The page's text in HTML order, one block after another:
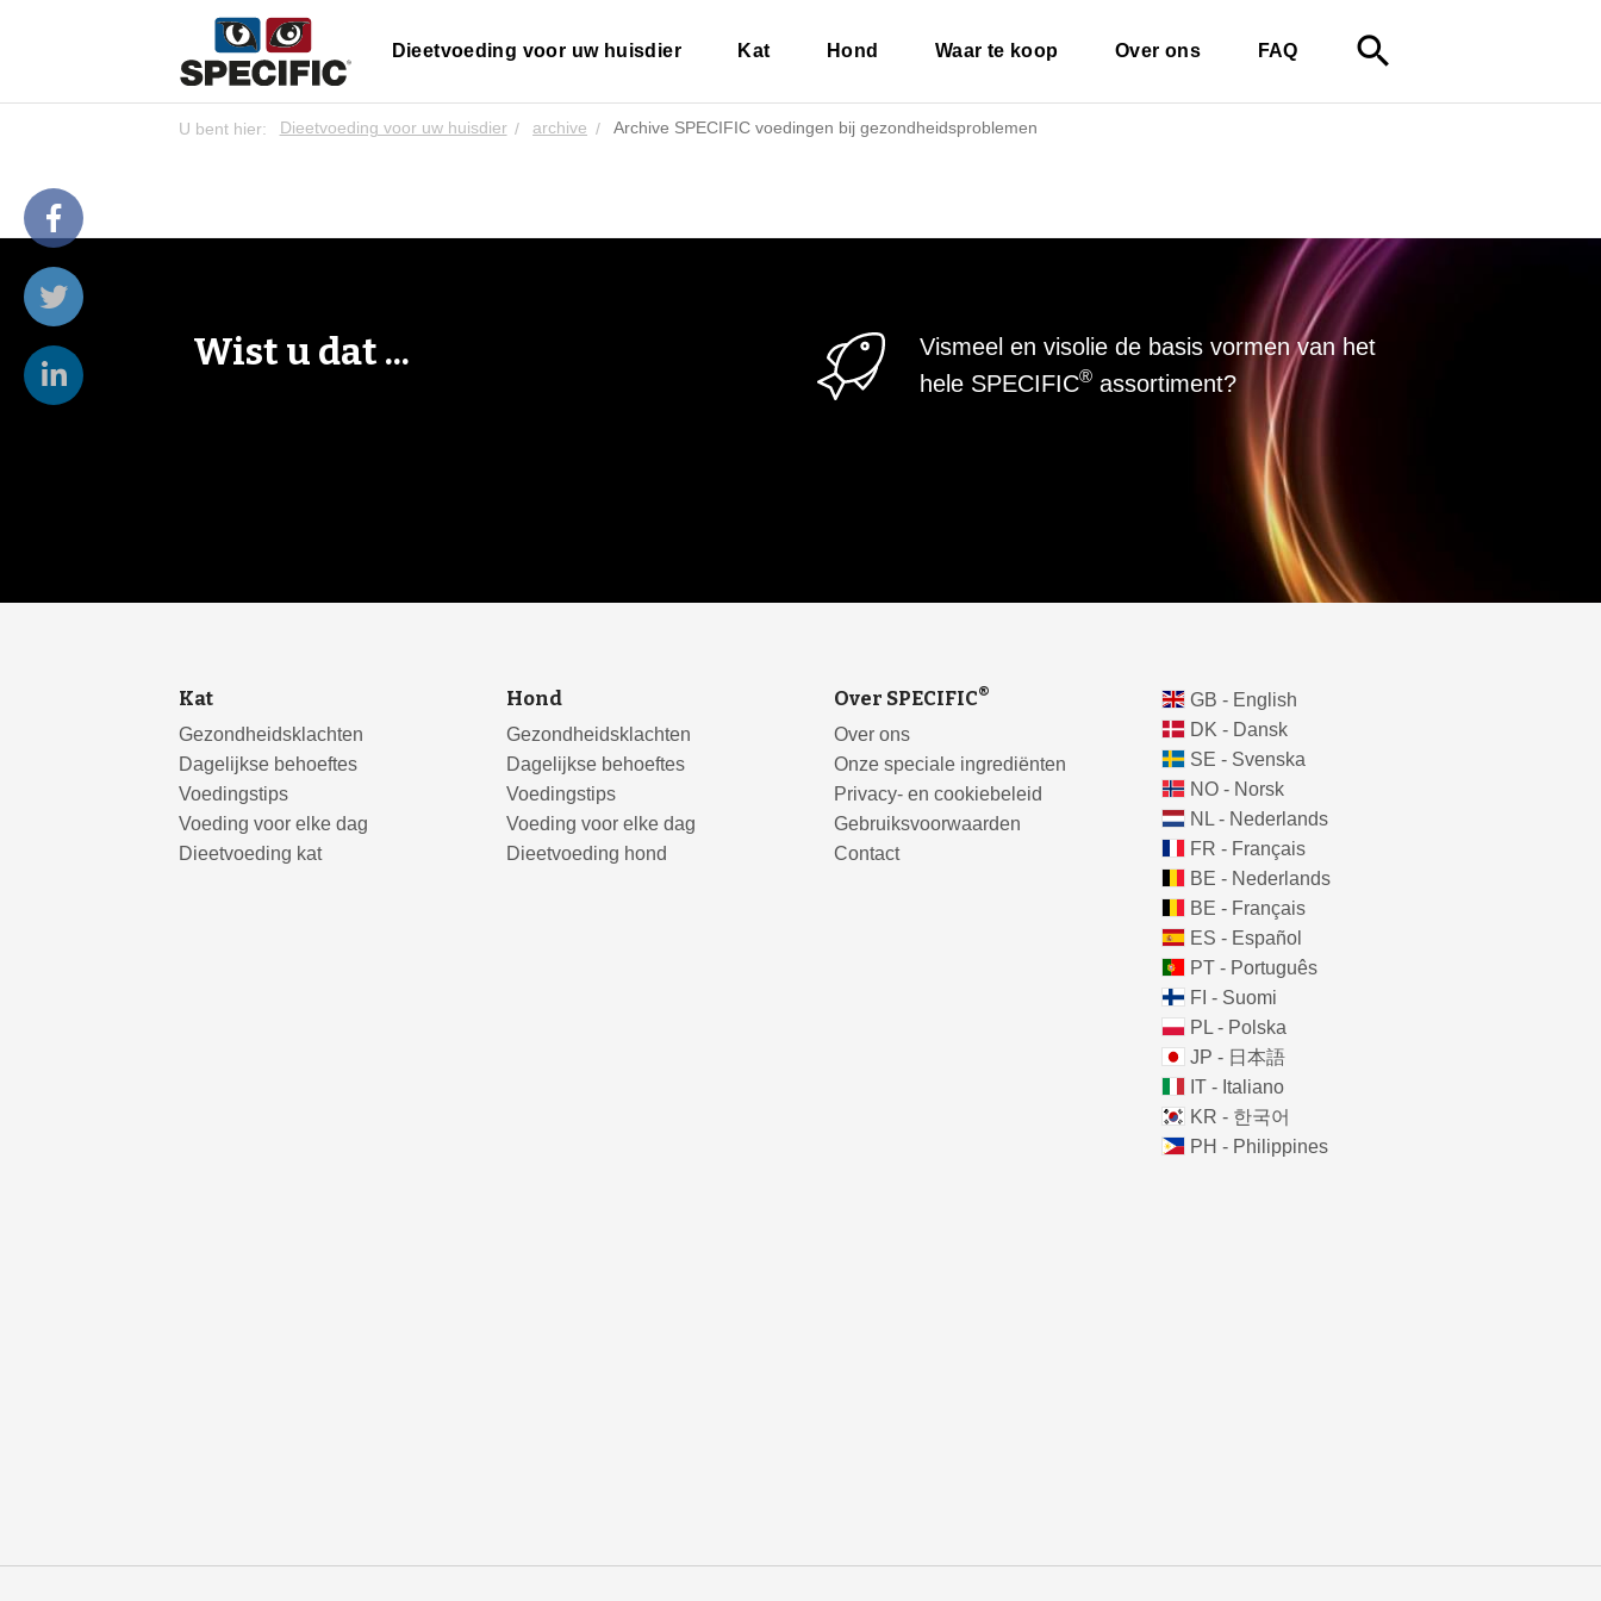
Dieetvoeding voor uw huisdier Kat Hond Waar te koop Over ons FAQ search
U bent hier: Dieetvoeding voor uw huisdier archive Archive SPECIFIC voedingen bij gezondheidsproblemen
Wist u dat ...
Vismeel en visolie de basis vormen van het
hele SPECIFIC® assortiment?
Kat
Gezondheidsklachten
Dagelijkse behoeftes
Voedingstips
Voeding voor elke dag
Dieetvoeding kat
Hond
Gezondheidsklachten
Dagelijkse behoeftes
Voedingstips
Voeding voor elke dag
Dieetvoeding hond
Over SPECIFIC®
Over ons
Onze speciale ingrediënten
Privacy- en cookiebeleid
Gebruiksvoorwaarden
Contact
GB - English
DK - Dansk
SE - Svenska
NO - Norsk
NL - Nederlands
FR - Français
BE - Nederlands
BE - Français
ES - Español
PT - Português
FI - Suomi
PL - Polska
JP - 日本語
IT - Italiano
KR - 한국어
PH - Philippines